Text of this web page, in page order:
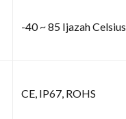
-40 ~ 85 Ijazah Celsius
CE, IP67, ROHS